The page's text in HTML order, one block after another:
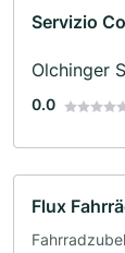
Servizio
Olchinger
0.0
Flux